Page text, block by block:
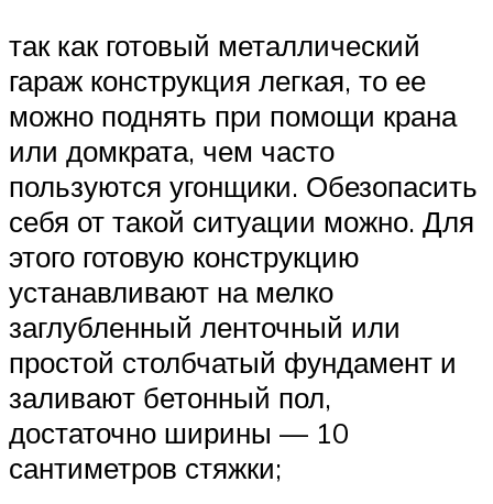
так как готовый металлический
гараж конструкция легкая, то ее
можно поднять при помощи крана
или домкрата, чем часто
пользуются угонщики. Обезопасить
себя от такой ситуации можно. Для
этого готовую конструкцию
устанавливают на мелко
заглубленный ленточный или
простой столбчатый фундамент и
заливают бетонный пол,
достаточно ширины — 10
сантиметров стяжки;